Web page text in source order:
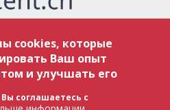
Швейцарии об авторском праве и
или частичное использование
редакции. В случае полного
сайта rusaccent.ch,
на конкретный заимствованный
редакцией rusaccent.ch, являются
Полное или частичное
cookies, которые
Ваш опыт
и улучшать его
соглашаетесь с